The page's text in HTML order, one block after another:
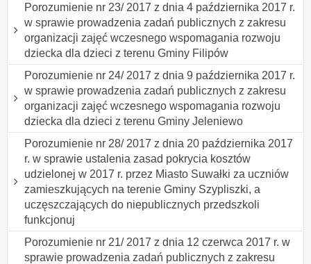
Porozumienie nr 23/ 2017 z dnia 4 października 2017 r.
w sprawie prowadzenia zadań publicznych z zakresu
organizacji zajęć wczesnego wspomagania rozwoju
dziecka dla dzieci z terenu Gminy Filipów
Porozumienie nr 24/ 2017 z dnia 9 października 2017 r.
w sprawie prowadzenia zadań publicznych z zakresu
organizacji zajęć wczesnego wspomagania rozwoju
dziecka dla dzieci z terenu Gminy Jeleniewo
Porozumienie nr 28/ 2017 z dnia 20 października 2017
r. w sprawie ustalenia zasad pokrycia kosztów
udzielonej w 2017 r. przez Miasto Suwałki za uczniów
zamieszkujących na terenie Gminy Szypliszki, a
uczęszczających do niepublicznych przedszkoli
funkcjonuj
Porozumienie nr 21/ 2017 z dnia 12 czerwca 2017 r. w
sprawie prowadzenia zadań publicznych z zakresu